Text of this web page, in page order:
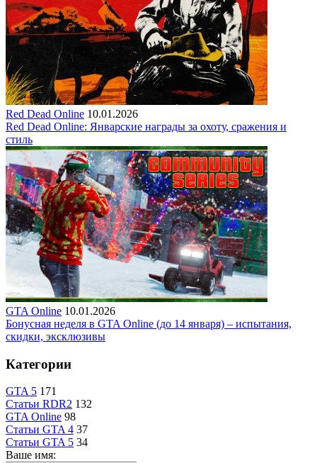
Red Dead Online 10.01.2026
Red Dead Online: Январские награды за охоту, сражения и
стиль
GTA Online 10.01.2026
Бонусная неделя в GTA Online (до 14 января) – испытания,
скидки, эксклюзивы
Категории
GTA 5 171
Статьи RDR2 132
GTA Online 98
Статьи GTA 4 37
Статьи GTA 5 34
Ваше имя: